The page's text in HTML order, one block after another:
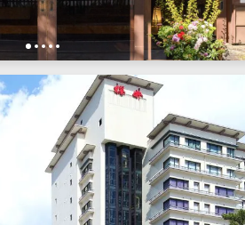
1 2345